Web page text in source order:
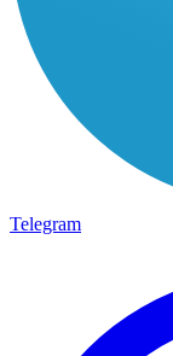
Telegram